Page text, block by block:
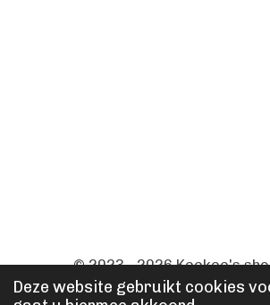
Deze website gebruikt cookies
© 2023 - 2026 Keekee's